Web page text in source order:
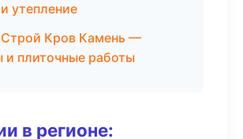
утепление
Кров Камень —
и плиточные работы
в регионе: